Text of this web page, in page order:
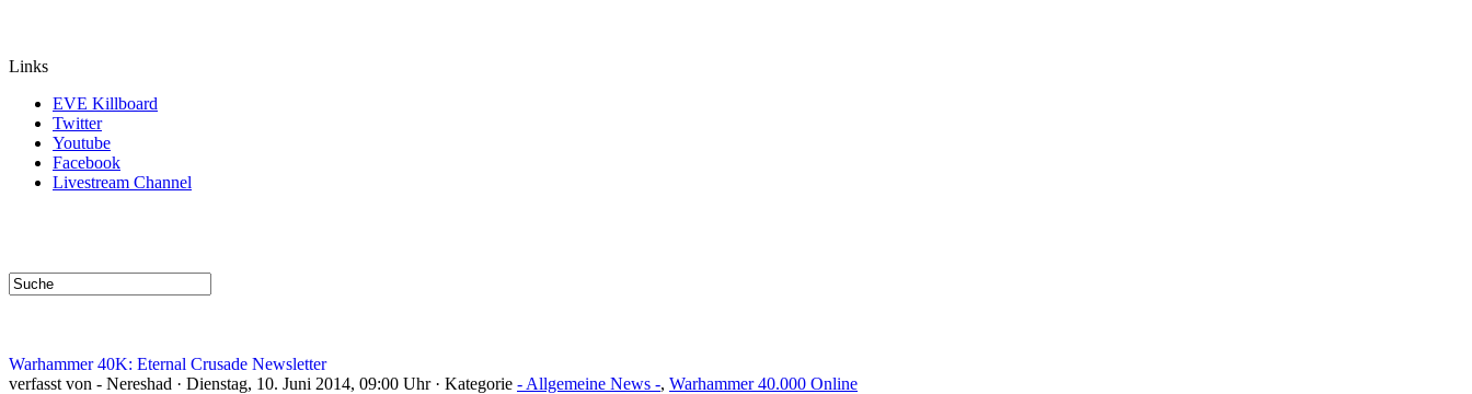
Links
EVE Killboard
Twitter
Youtube
Facebook
Livestream Channel
Warhammer 40K: Eternal Crusade Newsletter
verfasst von - Nereshad · Dienstag, 10. Juni 2014, 09:00 Uhr · Kategorie - Allgemeine News -, Warhammer 40.000 Online